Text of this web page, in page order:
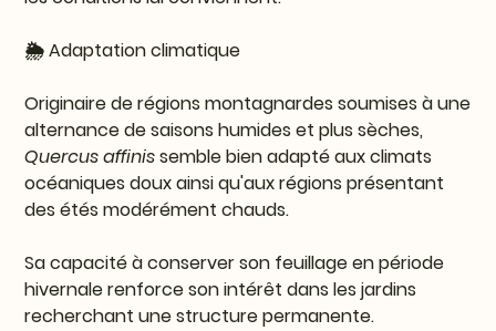
🌦️ Adaptation climatique
Originaire de régions montagnardes soumises à une
alternance de saisons humides et plus sèches,
Quercus affinissemble bien adapté aux climats
océaniques doux ainsi qu'aux régions présentant
des étés modérément chauds.
Sa capacité à conserver son feuillage en période
hivernale renforce son intérêt dans les jardins
recherchant une structure permanente.